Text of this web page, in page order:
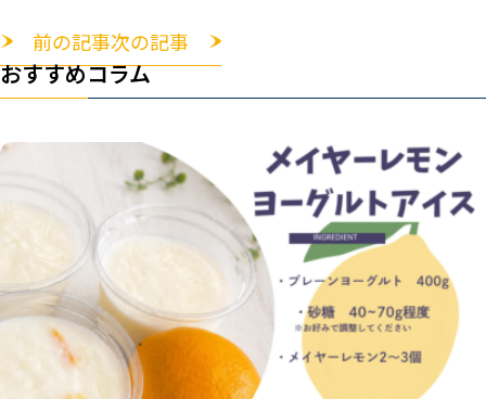
前の記事次の記事
おすすめコラム